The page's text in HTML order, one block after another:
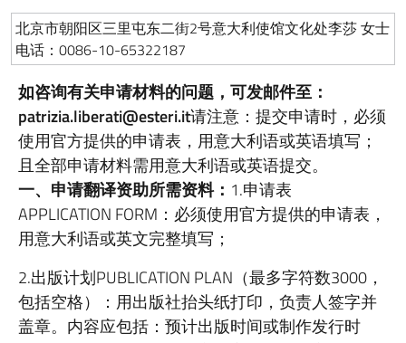
北京市朝阳区三里屯东二街2号意大利使馆文化处李莎 女士
电话：0086-10-65322187
如咨询有关申请材料的问题，可发邮件至：
patrizia.liberati@esteri.it请注意：提交申请时，必须
使用官方提供的申请表，用意大利语或英语填写；
且全部申请材料需用意大利语或英语提交。
一、 申请翻译资助所需资料： 1.申请表
APPLICATION FORM：必须使用官方提供的申请表，
用意大利语或英文完整填写；
2.出版计划PUBLICATION PLAN（最多字符数3000，
包括空格）：用出版社抬头纸打印，负责人签字并
盖章。内容应包括：预计出版时间或制作发行时